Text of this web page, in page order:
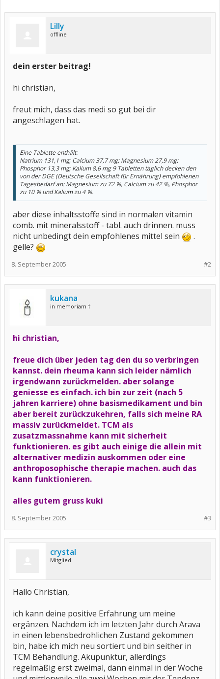
Lilly
offline
dein erster beitrag!
hi christian,
freut mich, dass das medi so gut bei dir
angeschlagen hat.
Eine Tablette enthält:
Natrium 131,1 mg; Calcium 37,7 mg; Magnesium 27,9 mg;
Phosphor 13,3 mg; Kalium 8,6 mg 9 Tabletten täglich decken den
von der DGE (Deutsche Gesellschaft für Ernährung) empfohlenen
Tagesbedarf an: Magnesium zu 72 %, Calcium zu 42 %, Phosphor
zu 10 % und Kalium zu 4 %.
aber diese inhaltsstoffe sind in normalen vitamin
comb. mit mineralsstoff - tabl. auch drinnen. muss
nicht unbedingt dein empfohlenes mittel sein
.
gelle?
#2
8. September 2005
kukana
in memoriam †
hi christian,
freue dich über jeden tag den du so verbringen
kannst. dein rheuma kann sich leider nämlich
irgendwann zurückmelden. aber solange
geniesse es einfach. ich bin zur zeit (nach 5
jahren karriere) ohne basismedikament und bin
aber bereit zurückzukehren, falls sich meine RA
massiv zurückmeldet. TCM als
zusatzmassnahme kann mit sicherheit
funktionieren. es gibt auch einige die allein mit
alternativer medizin auskommen oder eine
anthroposophische therapie machen. auch das
kann funktionieren.
alles gutem gruss kuki
#3
8. September 2005
crystal
Mitglied
Hallo Christian,
ich kann deine positive Erfahrung um meine
ergänzen. Nachdem ich im letzten Jahr durch Arava
in einen lebensbedrohlichen Zustand gekommen
bin, habe ich mich neu sortiert und bin seither in
TCM Behandlung. Akupunktur, allerdings
regelmäßig erst zweimal, dann einmal in der Woche